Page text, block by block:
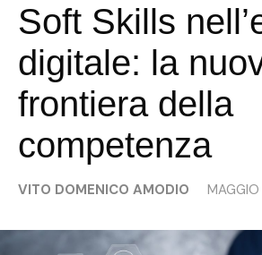
Soft Skills
digitale: la
frontiera della
competenza
VITO DOMENICO AMODIO